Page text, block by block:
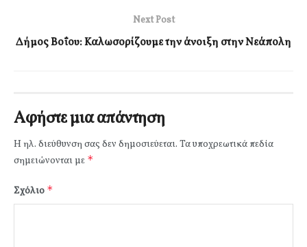
Next Post
Δήμος Βοΐου: Καλωσορίζουμε την άνοιξη στην Νεάπολη
Αφήστε μια απάντηση
Η ηλ. διεύθυνση σας δεν δημοσιεύεται. Τα υποχρεωτικά πεδία
σημειώνονται με *
Σχόλιο *